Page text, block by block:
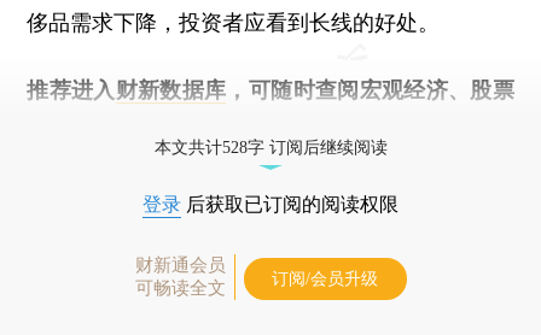
侈品需求下降，投资者应看到长线的好处。
推荐进入 财新数据库 ，可随时查阅宏观经济、股票
本文共计528字 订阅后继续阅读
登录 后获取已订阅的阅读权限
财新通会员
可畅读全文
订阅/会员升级